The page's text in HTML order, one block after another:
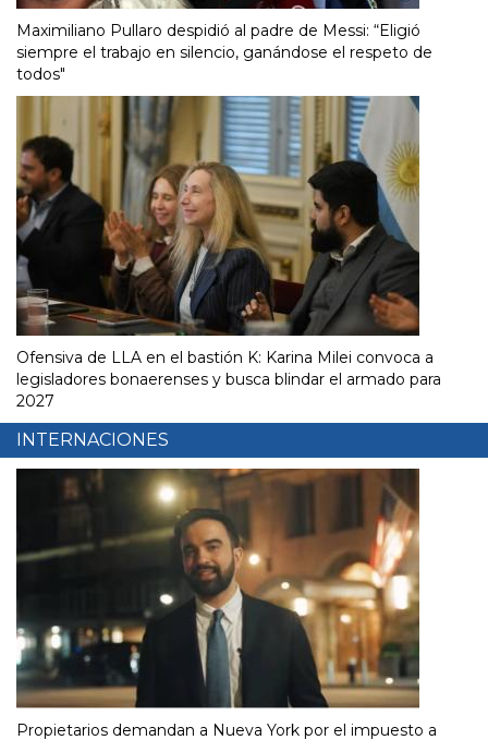
Maximiliano Pullaro despidió al padre de Messi: “Eligió
siempre el trabajo en silencio, ganándose el respeto de
todos"
Ofensiva de LLA en el bastión K: Karina Milei convoca a
legisladores bonaerenses y busca blindar el armado para
2027
INTERNACIONES
Propietarios demandan a Nueva York por el impuesto a